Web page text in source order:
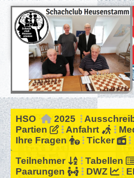
HSO 2025
Partien
Anfahrt
Ihre Fragen
Ticker
Teilnehmer
Tabellen
Paarungen
DWZ